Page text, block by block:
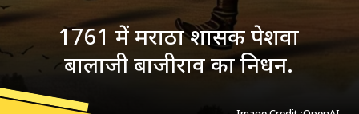
1761 में मराठा शासक पेशवा
बालाजी बाजीराव का निधन.